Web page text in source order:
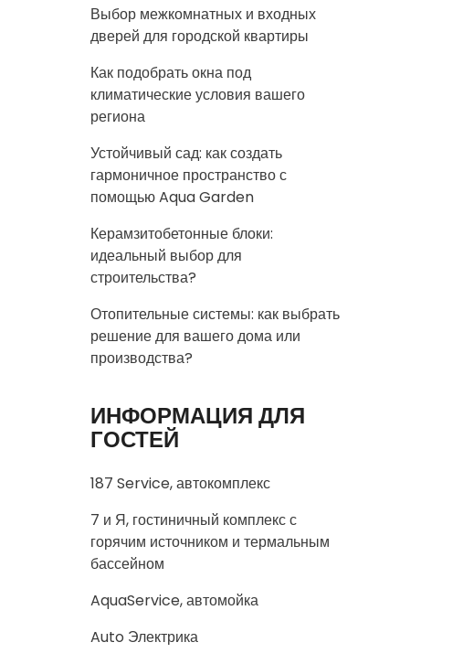
Выбор межкомнатных и входных
дверей для городской квартиры
Как подобрать окна под
климатические условия вашего
региона
Устойчивый сад: как создать
гармоничное пространство с
помощью Aqua Garden
Керамзитобетонные блоки:
идеальный выбор для
строительства?
Отопительные системы: как выбрать
решение для вашего дома или
производства?
ИНФОРМАЦИЯ ДЛЯ
ГОСТЕЙ
187 Service, автокомплекс
7 и Я, гостиничный комплекс с
горячим источником и термальным
бассейном
AquaService, автомойка
Auto Электрика